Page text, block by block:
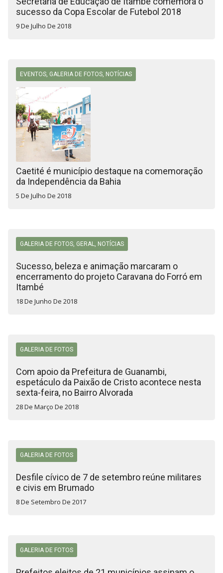
sucesso da Copa Escolar de Futebol 2018
9 De Julho De 2018
EVENTOS, GALERIA DE FOTOS, NOTÍCIAS
Caetité é município destaque na comemoração
da Independência da Bahia
5 De Julho De 2018
GALERIA DE FOTOS, GERAL, NOTÍCIAS
Sucesso, beleza e animação marcaram o
encerramento do projeto Caravana do Forró em
Itambé
18 De Junho De 2018
GALERIA DE FOTOS
Com apoio da Prefeitura de Guanambi,
espetáculo da Paixão de Cristo acontece nesta
sexta-feira, no Bairro Alvorada
28 De Março De 2018
GALERIA DE FOTOS
Desfile cívico de 7 de setembro reúne militares
e civis em Brumado
8 De Setembro De 2017
GALERIA DE FOTOS